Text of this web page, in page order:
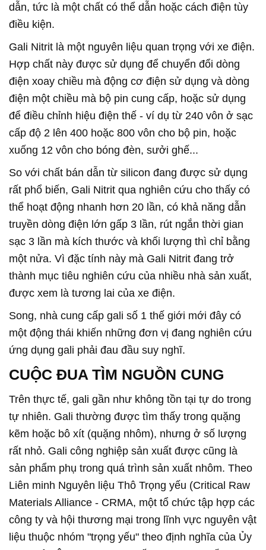
dẫn, tức là một chất có thể dẫn hoặc cách điện tùy
điều kiện.
Gali Nitrit là một nguyên liệu quan trọng với xe điện.
Hợp chất này được sử dụng để chuyển đổi dòng
điện xoay chiều mà động cơ điện sử dụng và dòng
điện một chiều mà bộ pin cung cấp, hoặc sử dụng
để điều chỉnh hiệu điện thế - ví dụ từ 240 vôn ở sạc
cấp độ 2 lên 400 hoặc 800 vôn cho bộ pin, hoặc
xuống 12 vôn cho bóng đèn, sưởi ghế...
So với chất bán dẫn từ silicon đang được sử dụng
rất phổ biến, Gali Nitrit qua nghiên cứu cho thấy có
thể hoạt động nhanh hơn 20 lần, có khả năng dẫn
truyền dòng điện lớn gấp 3 lần, rút ngắn thời gian
sạc 3 lần mà kích thước và khối lượng thì chỉ bằng
một nửa. Vì đặc tính này mà Gali Nitrit đang trở
thành mục tiêu nghiên cứu của nhiều nhà sản xuất,
được xem là tương lai của xe điện.
Song, nhà cung cấp gali số 1 thế giới mới đây có
một động thái khiến những đơn vị đang nghiên cứu
ứng dụng gali phải đau đầu suy nghĩ.
CUỘC ĐUA TÌM NGUỒN CUNG
Trên thực tế, gali gần như không tồn tại tự do trong
tự nhiên. Gali thường được tìm thấy trong quặng
kẽm hoặc bô xít (quặng nhôm), nhưng ở số lượng
rất nhỏ. Gali công nghiệp sản xuất được cũng là
sản phẩm phụ trong quá trình sản xuất nhôm. Theo
Liên minh Nguyên liệu Thô Trọng yếu (Critical Raw
Materials Alliance - CRMA, một tổ chức tập hợp các
công ty và hội thương mại trong lĩnh vực nguyên vật
liệu thuộc nhóm "trọng yếu" theo định nghĩa của Ủy